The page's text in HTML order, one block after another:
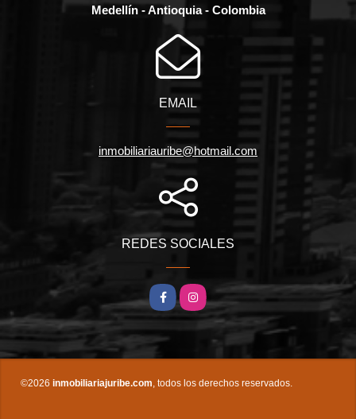
Medellín - Antioquia - Colombia
EMAIL
inmobiliariauribe@hotmail.com
REDES SOCIALES
FacebookInstagram
©2026 inmobiliariajuribe.com , todos los derechos reservados.